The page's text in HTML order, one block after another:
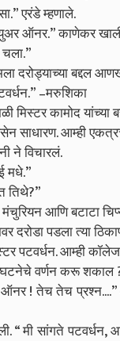
एरंडे म्हणाले.
ऑनर.” काणेकर
दरोड्याच्या बद्दल
–मरुशिका
मिस्टर कामोद यांच्या
साधारण. आम्ही
ने विचारलं.
मधे.”
तिथे?”
मंचुरियन आणि बटाटा
दरोडा पडला त्या
पटवर्धन. आम्ही
घटनेचे वर्णन करू शकाल
! तेच तेच प्रश्न....”
“ मी सांगते पटवर्धन,